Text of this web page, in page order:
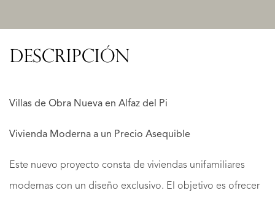
DESCRIPCIÓN
Villas de Obra Nueva en Alfaz del Pi
Vivienda Moderna a un Precio Asequible
Este nuevo proyecto consta de viviendas unifamiliares
modernas con un diseño exclusivo. El objetivo es ofrecer